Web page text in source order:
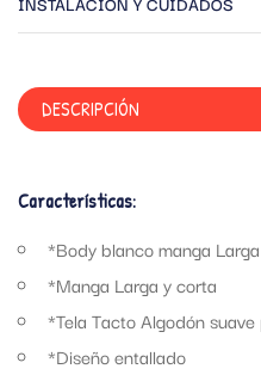
DESCRIPCIÓN
Características:
*Body blanco manga
*Manga Larga y corta
*Tela Tacto Algodón
*Diseño entallado